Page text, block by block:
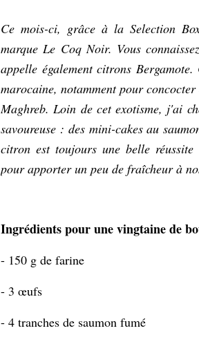
Ce mois-ci, grâce à la Selection
marque Le Coq Noir. Vous
appelle également citrons
marocaine, notamment pour
Maghreb. Loin de cet exotisme, j'ai
savoureuse : des mini-cakes au
citron est toujours une belle réussite
pour apporter un peu de fraîcheur à
Ingrédients pour une vingtaine de
- 150 g de farine
- 3 œufs
- 4 tranches de saumon fumé